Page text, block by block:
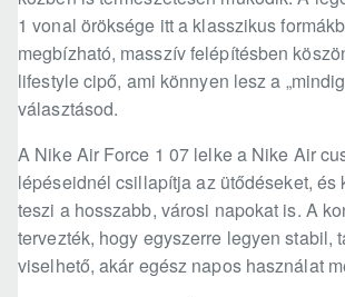
1 vonal öröksége itt a klasszikus
megbízható, masszív felépítésben
lifestyle cipő, ami könnyen lesz a
választásod.
A Nike Air Force 1 07 lelke a Nike Air
lépéseidnél csillapítja az ütődéseket, és
teszi a hosszabb, városi napokat is. A
tervezték, hogy egyszerre legyen stabil,
viselhető, akár egész napos használat